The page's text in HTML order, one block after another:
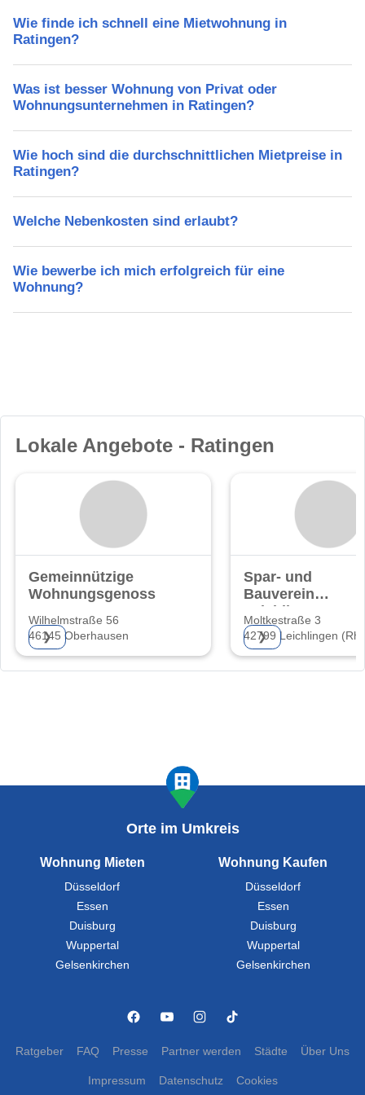
Wie finde ich schnell eine Mietwohnung in
Ratingen?
Was ist besser Wohnung von Privat oder
Wohnungsunternehmen in Ratingen?
Wie hoch sind die durchschnittlichen Mietpreise in
Ratingen?
Welche Nebenkosten sind erlaubt?
Wie bewerbe ich mich erfolgreich für eine
Wohnung?
Lokale Angebote - Ratingen
Gemeinnützige
Wohnungsgenossenschaft
Wilhelmstraße 56
46145 Oberhausen
❯
Spar- und
Bauverein
Leichlingen eG
Moltkestraße 3
42799 Leichlingen
❯
Orte im Umkreis
Wohnung Mieten
Düsseldorf
Essen
Duisburg
Wuppertal
Gelsenkirchen
Wohnung Kaufen
Düsseldorf
Essen
Duisburg
Wuppertal
Gelsenkirchen
Ratgeber FAQ Presse Partner werden Städte Über Uns
Impressum Datenschutz Cookies